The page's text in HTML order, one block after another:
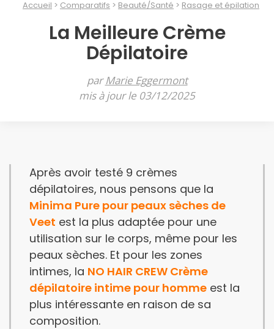
Accueil Comparatifs Beauté/Santé Rasage et épilation
La Meilleure Crème
Dépilatoire
parMarie Eggermont
mis à jour le 03/12/2025
Après avoir testé 9 crèmes
dépilatoires, nous pensons que la
Minima Pure pour peaux sèches de
Veet est la plus adaptée pour une
utilisation sur le corps, même pour les
peaux sèches. Et pour les zones
intimes, la NO HAIR CREW Crème
dépilatoire intime pour homme est la
plus intéressante en raison de sa
composition.